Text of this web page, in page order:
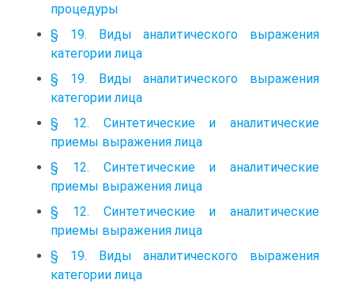
процедуры
§ 19. Виды аналитического выражения
категории лица
§ 19. Виды аналитического выражения
категории лица
§ 12. Синтетические и аналитические
приемы выражения лица
§ 12. Синтетические и аналитические
приемы выражения лица
§ 12. Синтетические и аналитические
приемы выражения лица
§ 19. Виды аналитического выражения
категории лица